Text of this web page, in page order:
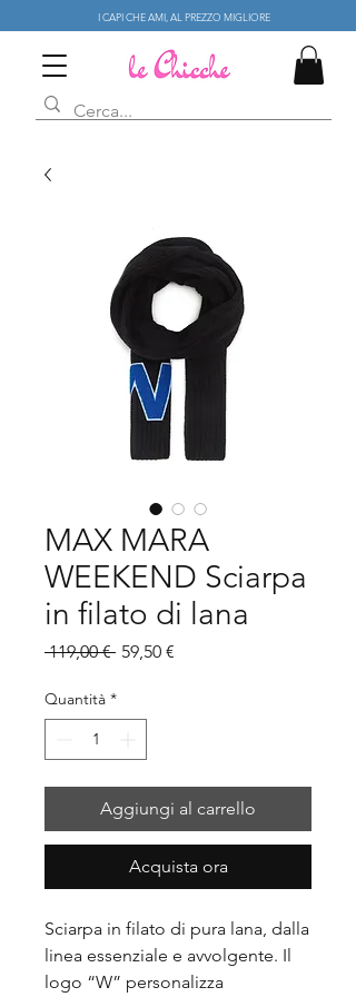
I CAPI CHE AMI, AL PREZZO MIGLIORE
MAX MARA
WEEKEND Sciarpa
in filato di lana
119,00 € Prezzo
59,50 €
Quantità *
Aggiungi al carrello
Acquista ora
Sciarpa in filato di pura lana, dalla
linea essenziale e avvolgente. Il
logo “W” personalizza